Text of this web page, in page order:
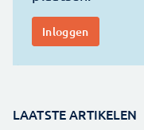
LAATSTE ARTIKELEN